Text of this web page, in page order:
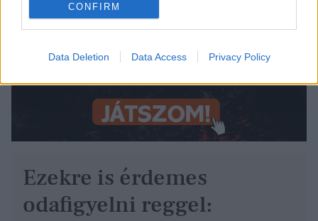
CONFIRM
Data Deletion Data Access Privacy Policy
Ezekre is érdemes
odafigyelni reggel: